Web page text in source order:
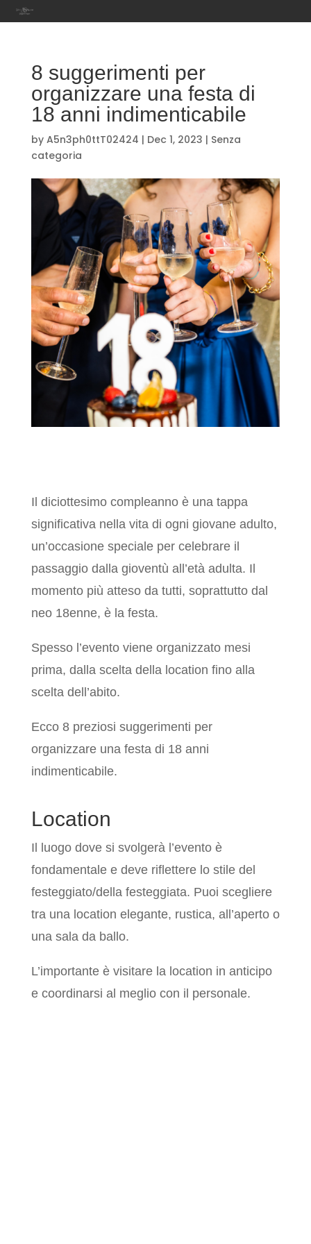
8 suggerimenti per
organizzare una festa di
18 anni indimenticabile
by A5n3ph0ttT02424 | Dec 1, 2023 | Senza
categoria
Il diciottesimo compleanno è una
tappa significativa nella vita di ogni
giovane adulto, un’occasione speciale
per celebrare il passaggio dalla
gioventù all’età adulta. Il momento più
atteso da tutti, soprattutto dal neo
Spesso l’evento viene organizzato mesi
prima, dalla scelta della location fino
Ecco 8 preziosi suggerimenti per
organizzare una festa di 18 anni
Location
Il luogo dove si svolgerà l’evento è
fondamentale e deve riflettere lo stile
del festeggiato/della festeggiata. Puoi
scegliere tra una location elegante,
L’importante è visitare la location in